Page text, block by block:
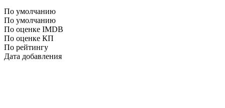
По умолчанию
По умолчанию
По оценке IMDB
По оценке КП
По рейтингу
Дата добавления